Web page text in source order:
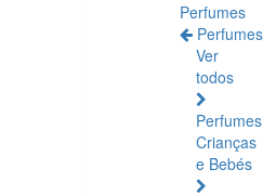
Perfumes
Perfumes
Ver
todos
Perfumes
Crianças
e Bebés